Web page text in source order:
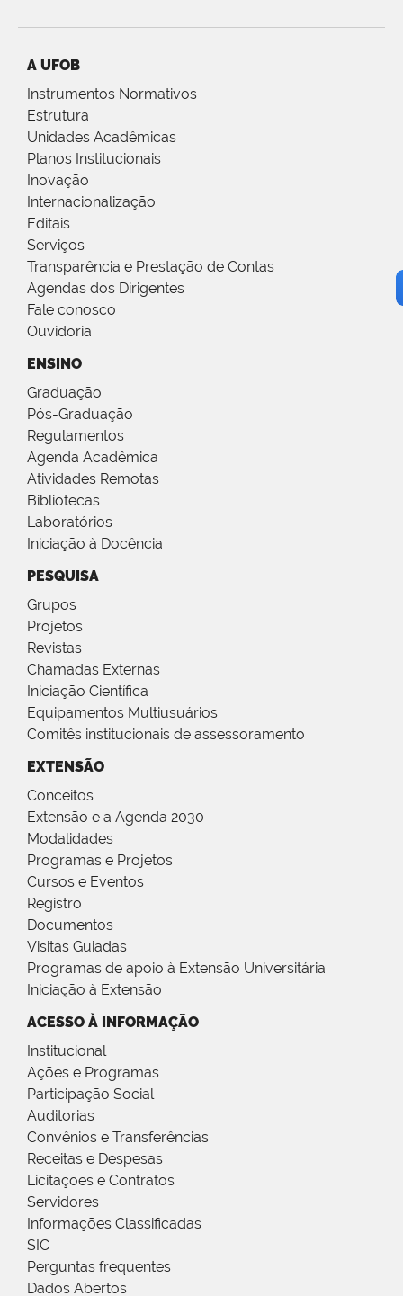
A UFOB
Instrumentos Normativos
Estrutura
Unidades Acadêmicas
Planos Institucionais
Inovação
Internacionalização
Editais
Serviços
Transparência e Prestação de Contas
Agendas dos Dirigentes
Fale conosco
Ouvidoria
ENSINO
Graduação
Pós-Graduação
Regulamentos
Agenda Acadêmica
Atividades Remotas
Bibliotecas
Laboratórios
Iniciação à Docência
PESQUISA
Grupos
Projetos
Revistas
Chamadas Externas
Iniciação Científica
Equipamentos Multiusuários
Comitês institucionais de assessoramento
EXTENSÃO
Conceitos
Extensão e a Agenda 2030
Modalidades
Programas e Projetos
Cursos e Eventos
Registro
Documentos
Visitas Guiadas
Programas de apoio à Extensão Universitária
Iniciação à Extensão
ACESSO À INFORMAÇÃO
Institucional
Ações e Programas
Participação Social
Auditorias
Convênios e Transferências
Receitas e Despesas
Licitações e Contratos
Servidores
Informações Classificadas
SIC
Perguntas frequentes
Dados Abertos